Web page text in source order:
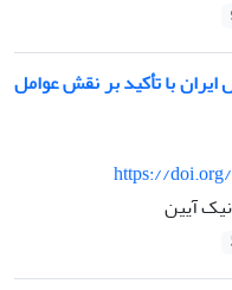
با تأکید بر نقش عوامل
https://
آیین